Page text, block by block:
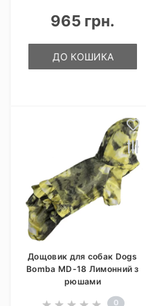
965 грн.
ДО КОШИКА
Дощовик для собак Dogs
Bomba MD-18 Лимонний з
рюшами
0